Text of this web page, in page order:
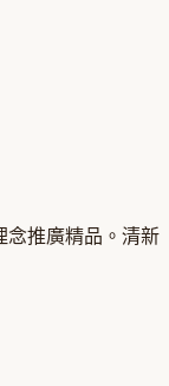
念推廣精品。清新